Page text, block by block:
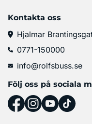
Kontakta oss
Hjalmar
0771-150000
info@rolfsbuss.se
Följ oss på sociala